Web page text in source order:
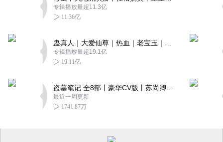
专辑播放量超11.3亿
11.36亿
专辑播放量超19.1亿
19.11亿
最近一周更新
1741.87万